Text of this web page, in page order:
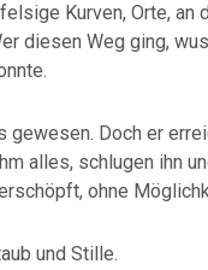
Kurven, Orte, an
diesen Weg ging,
gewesen. Doch er
alles, schlugen ihn
ohne
und Stille.